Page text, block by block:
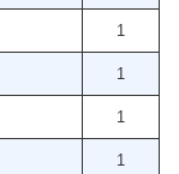
1
1
1
1